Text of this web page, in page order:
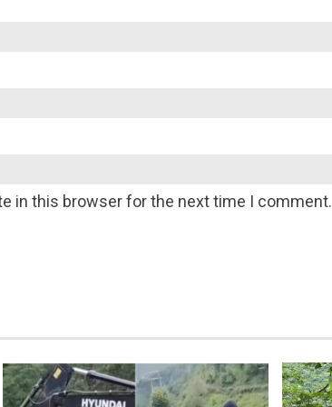
in this browser for the next time I comment.